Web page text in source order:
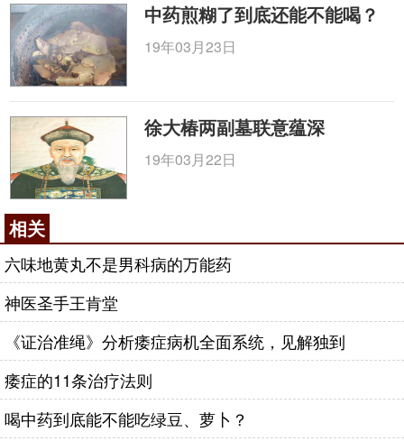
中药煎糊了到底还能不能喝？
19年03月23日
徐大椿两副墓联意蕴深
19年03月22日
相关
六味地黄丸不是男科病的万能药
神医圣手王肯堂
《证治准绳》分析痿症病机全面系统，见解独到
痿症的11条治疗法则
喝中药到底能不能吃绿豆、萝卜？